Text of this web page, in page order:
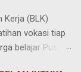
Kerja (BLK)
vokasi tiap
belajar Pusat